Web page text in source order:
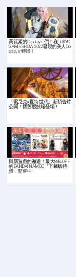
高質素的Cosplayer們！在TOKYO
GAME SHOW 2022發現的美人Co
splayer特輯！
「索尼克×夏特 世代」新預告片
公開！懷舊競技場登場！
與新遊戲的邂逅！最大84%OFF
的BANDAI NAMCO「下載版特
價」開催中